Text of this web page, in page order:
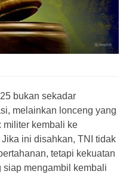
bukan sekadar
melainkan lonceng yang
militer kembali ke
ini disahkan, TNI tidak
tetapi kekuatan
siap mengambil kembali